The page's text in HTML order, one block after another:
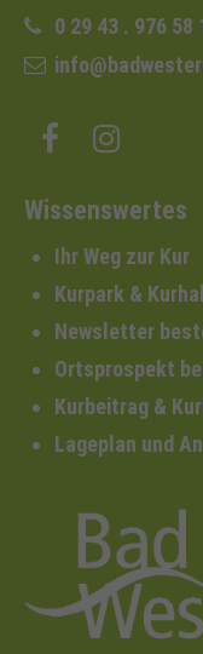
0 29 43 . 976 58
Wissenswertes
Ihr Weg zur Kur
Kurpark &
Newsletter
Ortsprospekt
Kurbeitrag &
Lageplan und